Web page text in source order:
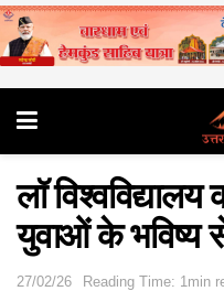
लॉ
युवाओं के भविष्य
27/02/26 Reading Time: 1min